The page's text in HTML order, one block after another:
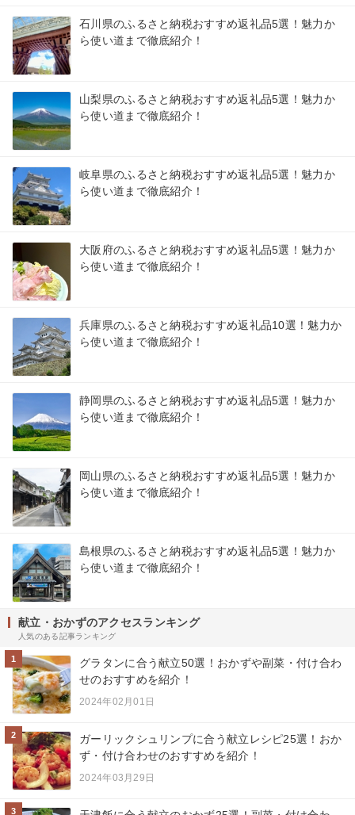
石川県のふるさと納税おすすめ返礼品5選！魅力か
ら使い道まで徹底紹介！
山梨県のふるさと納税おすすめ返礼品5選！魅力か
ら使い道まで徹底紹介！
岐阜県のふるさと納税おすすめ返礼品5選！魅力か
ら使い道まで徹底紹介！
大阪府のふるさと納税おすすめ返礼品5選！魅力か
ら使い道まで徹底紹介！
兵庫県のふるさと納税おすすめ返礼品10選！魅力か
ら使い道まで徹底紹介！
静岡県のふるさと納税おすすめ返礼品5選！魅力か
ら使い道まで徹底紹介！
岡山県のふるさと納税おすすめ返礼品5選！魅力か
ら使い道まで徹底紹介！
島根県のふるさと納税おすすめ返礼品5選！魅力か
ら使い道まで徹底紹介！
献立・おかずのアクセスランキング
人気のある記事ランキング
1
グラタンに合う献立50選！おかずや副菜・付け合わ
せのおすすめを紹介！
2024年02月01日
2
ガーリックシュリンプに合う献立レシピ25選！おか
ず・付け合わせのおすすめを紹介！
2024年03月29日
3